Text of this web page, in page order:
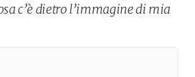
c’è dietro l’immagine di mia